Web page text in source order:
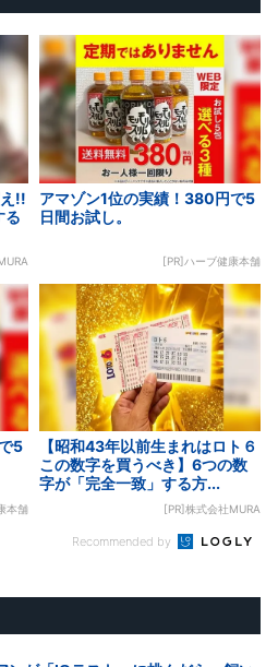
!!
る
アマゾン1位の実績！380円で5
日間お試し。
[PR]ハーブ健康本舗
5
本舗
【昭和43年以前生まれはロト６
この数字を買うべき】6つの数
字が「完全一致」する方...
[PR]株式会社MURA
Recommended by